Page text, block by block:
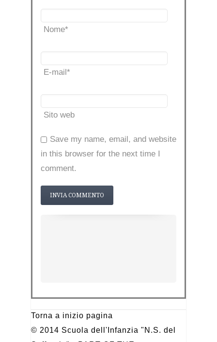
Nome*
E-mail*
Sito web
Save my name, email, and website
in this browser for the next time I
comment.
Torna a inizio pagina
© 2014 Scuola dell'Infanzia "N.S. del